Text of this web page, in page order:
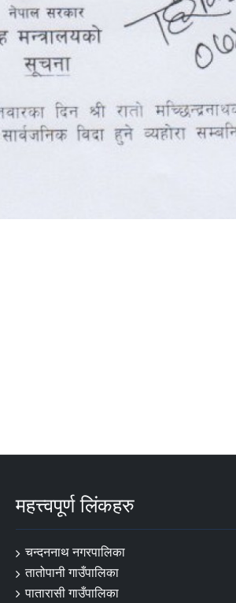
महत्त्वपूर्ण लिंकहरु
चन्दननाथ नगरपालिका
तातोपानी गाउँपालिका
पातारासी गाउँपालिका